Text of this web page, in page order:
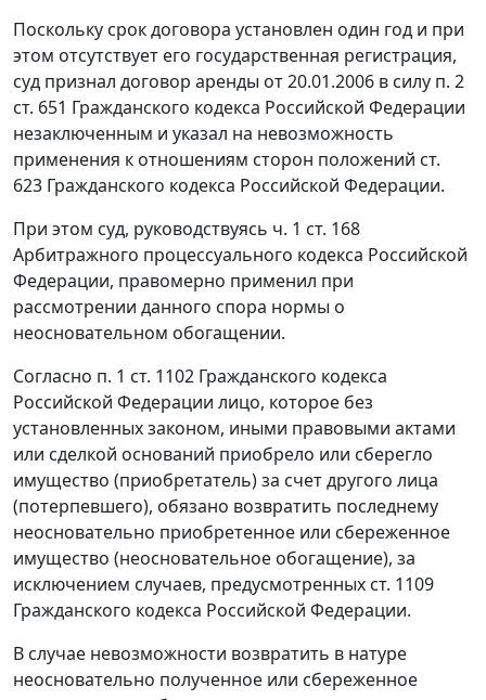
Поскольку срок договора установлен один год и при
этом отсутствует его государственная регистрация,
суд признал договор аренды от 20.01.2006 в силу п. 2
ст. 651 Гражданского кодекса Российской Федерации
незаключенным и указал на невозможность
применения к отношениям сторон положений ст.
623 Гражданского кодекса Российской Федерации.
При этом суд, руководствуясь ч. 1 ст. 168
Арбитражного процессуального кодекса Российской
Федерации, правомерно применил при
рассмотрении данного спора нормы о
неосновательном обогащении.
Согласно п. 1 ст. 1102 Гражданского кодекса
Российской Федерации лицо, которое без
установленных законом, иными правовыми актами
или сделкой оснований приобрело или сберегло
имущество (приобретатель) за счет другого лица
(потерпевшего), обязано возвратить последнему
неосновательно приобретенное или сбереженное
имущество (неосновательное обогащение), за
исключением случаев, предусмотренных ст. 1109
Гражданского кодекса Российской Федерации.
В случае невозможности возвратить в натуре
неосновательно полученное или сбереженное